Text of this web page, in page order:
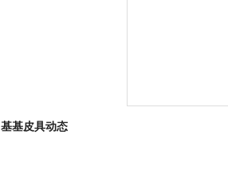
基基皮具动态